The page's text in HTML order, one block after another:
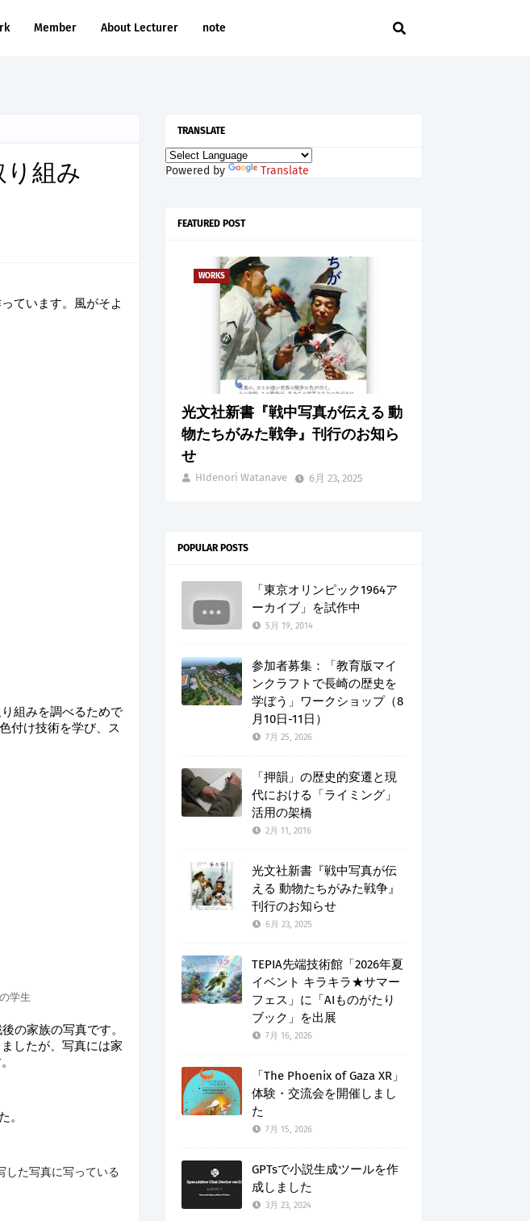
Member About Lecturer note
り組み
ています。風がそよ
組みを調べるためで
付け技術を学び、ス
学生
の家族の写真です。
したが、写真には家
。
た写真に写っている
TRANSLATE
Powered by Translate
FEATURED POST
WORKS
光文社新書『戦中写真が伝える 動
物たちがみた戦争』刊行のお知ら
せ
HIdenori Watanave 6月 23, 2025
POPULAR POSTS
「東京オリンピック1964ア
ーカイブ」を試作中
5月 19, 2014
参加者募集：「教育版マイ
ンクラフトで長崎の歴史を
学ぼう」ワークショップ（8
月10日-11日）
7月 25, 2026
「押韻」の歴史的変遷と現
代における「ライミング」
活用の架橋
2月 11, 2016
光文社新書『戦中写真が伝
える 動物たちがみた戦争』
刊行のお知らせ
6月 23, 2025
TEPIA先端技術館「2026年夏
イベント キラキラ★サマー
フェス」に「AIものがたり
ブック」を出展
7月 16, 2026
「The Phoenix of Gaza XR」
体験・交流会を開催しまし
た
7月 15, 2026
GPTsで小説生成ツールを作
成しました
3月 23, 2024